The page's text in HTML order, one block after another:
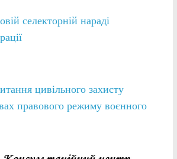
селекторній нараді
цивільного захисту
правового режиму воєнного